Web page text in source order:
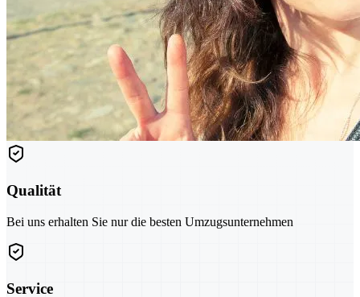
Qualität
Bei uns erhalten Sie nur die besten Umzugsunternehmen
Service